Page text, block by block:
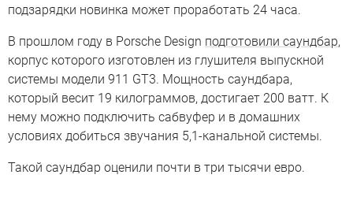
подзарядки новинка может проработать 24 часа.
В прошлом году в Porsche Design подготовили саундбар,
корпус которого изготовлен из глушителя выпускной
системы модели 911 GT3. Мощность саундбара,
который весит 19 килограммов, достигает 200 ватт. К
нему можно подключить сабвуфер и в домашних
условиях добиться звучания 5,1-канальной системы.
Такой саундбар оценили почти в три тысячи евро.